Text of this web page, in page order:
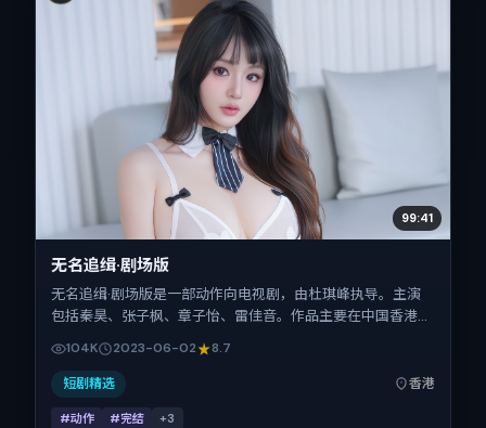
99:41
无名追缉·剧场版
无名追缉·剧场版是一部动作向电视剧，由杜琪峰执导。主演
包括秦昊、张子枫、章子怡、雷佳音。作品主要在中国香港取
02，正片时长133分钟。
104K 2023-06-02 8.7
短剧精选 香港
#动作 #完结 +3